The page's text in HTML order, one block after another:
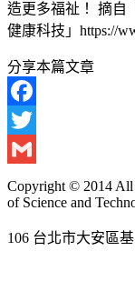
造更多福祉！ 摘自
健康科技」https://
分享本篇文章
Facebook
Twitter
Gmail
Copyright © 2014 All
of Science and
106 台北市大安區